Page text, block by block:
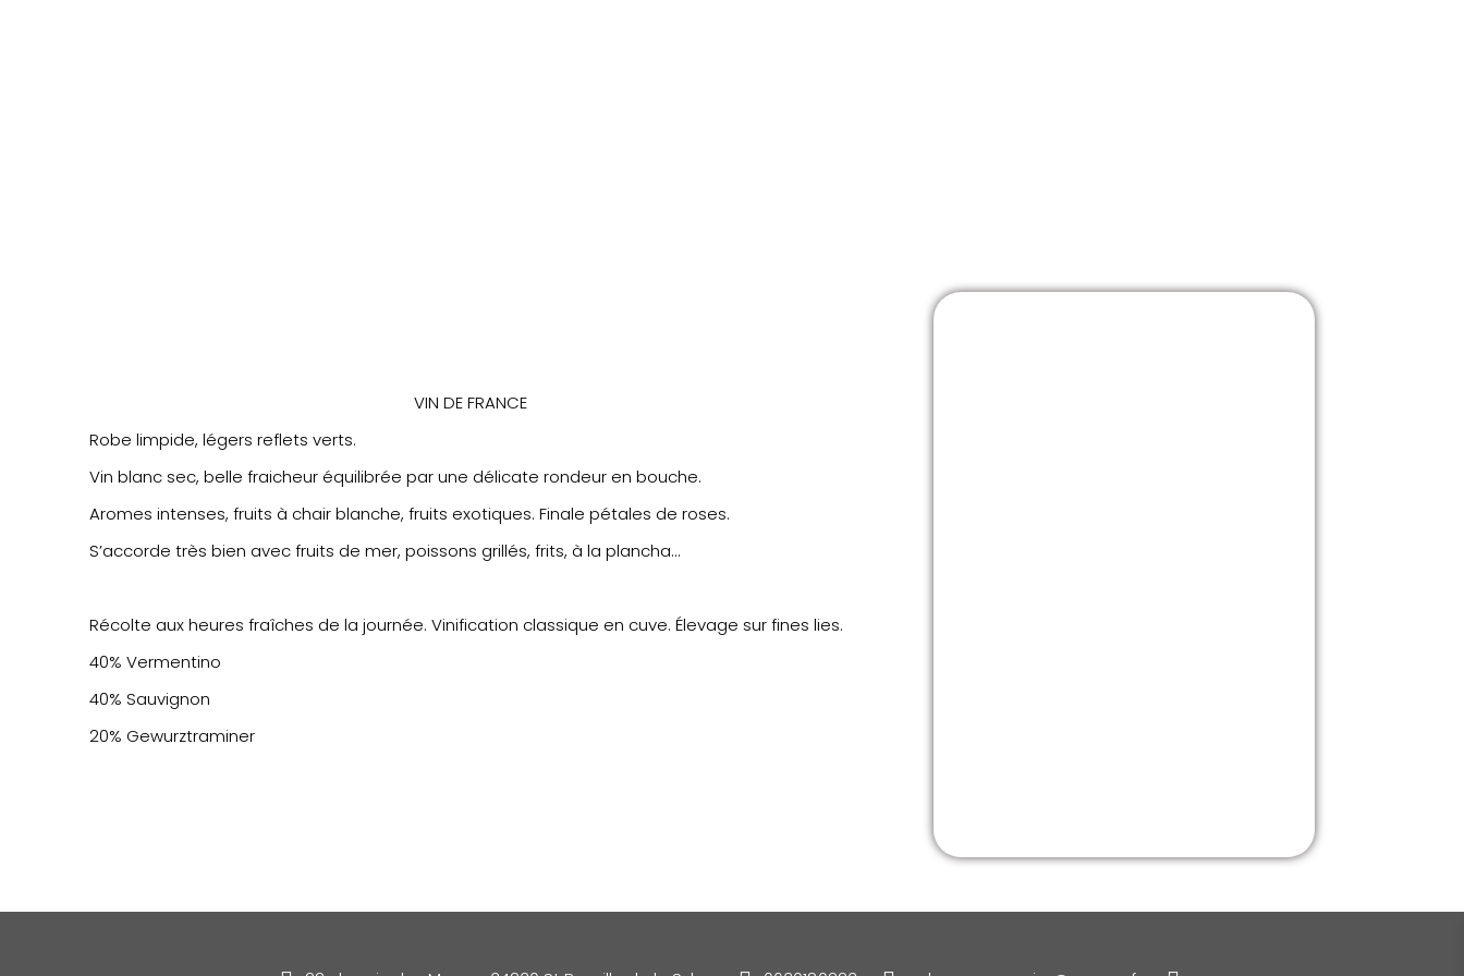
VIN DE FRANCE
Robe limpide, légers reflets verts.
Vin blanc sec, belle fraicheur équilibrée par une délicate rondeur en bouche.
Aromes intenses, fruits à chair blanche, fruits exotiques. Finale pétales de roses.
S’accorde très bien avec fruits de mer, poissons grillés, frits, à la plancha…
Récolte aux heures fraîches de la journée. Vinification classique en cuve. Élevage sur fines lies.
40% Vermentino
40% Sauvignon
20% Gewurztraminer